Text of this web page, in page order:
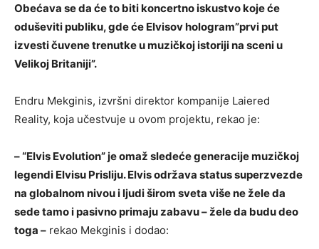
Obećava se da će to biti koncertno iskustvo koje će
oduševiti publiku, gde će Elvisov hologram”prvi put
izvesti čuvene trenutke u muzičkoj istoriji na sceni u
Velikoj Britaniji”.
Endru Mekginis, izvršni direktor kompanije Laiered
Reality, koja učestvuje u ovom projektu, rekao je:
– “Elvis Evolution” je omaž sledeće generacije muzičkoj
legendi Elvisu Prisliju. Elvis održava status superzvezde
na globalnom nivou i ljudi širom sveta više ne žele da
sede tamo i pasivno primaju zabavu – žele da budu deo
toga – rekao Mekginis i dodao: